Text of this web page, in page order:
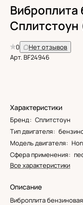
Виброплита
Сплитстоун
0
Нет отзывов
Арт.BF24946
Характеристики
Бренд: Сплитстоун
Тип двигателя:
Модель двигателя:
Сфера применения:
Все характеристики
Описание
Виброплита